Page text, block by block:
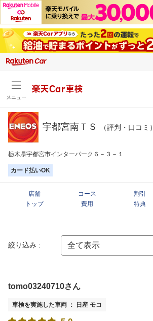
メニュー
楽天Car車検
宇都宮南ＴＳ （評判・口コミ）
栃木県宇都宮市インターパーク６－３－１
カード払いOK
店舗
トップ
コース
費用
割引
特典
絞り込み :
tomo03240710さん
車検を実施した車両 ： 日産 モコ